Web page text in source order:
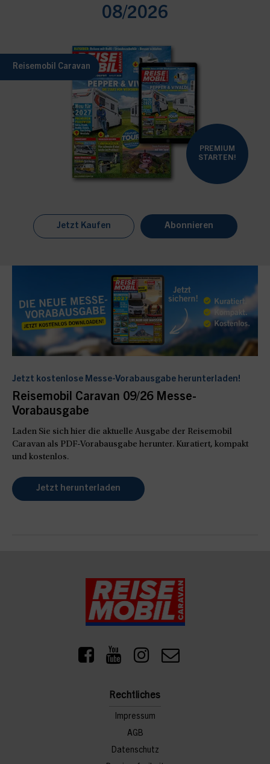
08/2026
Reisemobil Caravan
PREMIUM
STARTEN!
Jetzt Kaufen Abonnieren
Jetzt kostenlose Messe-Vorabausgabe herunterladen!
Reisemobil Caravan 09/26 Messe-
Vorabausgabe
Laden Sie sich hier die aktuelle Ausgabe der Reisemobil
Caravan als PDF-Vorabausgabe herunter. Kuratiert, kompakt
und kostenlos.
Jetzt herunterladen
Rechtliches
Impressum
AGB
Datenschutz